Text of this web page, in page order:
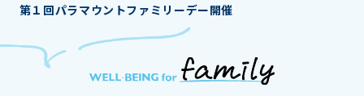
第１回パラマウントファミリーデー開催